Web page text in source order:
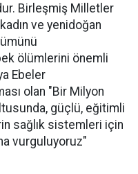
Birleşmiş Milletler
ve yenidoğan
ölümlerini önemli
Ebeler
olan "Bir Milyon
güçlü, eğitimli
sağlık sistemleri için
vurguluyoruz"